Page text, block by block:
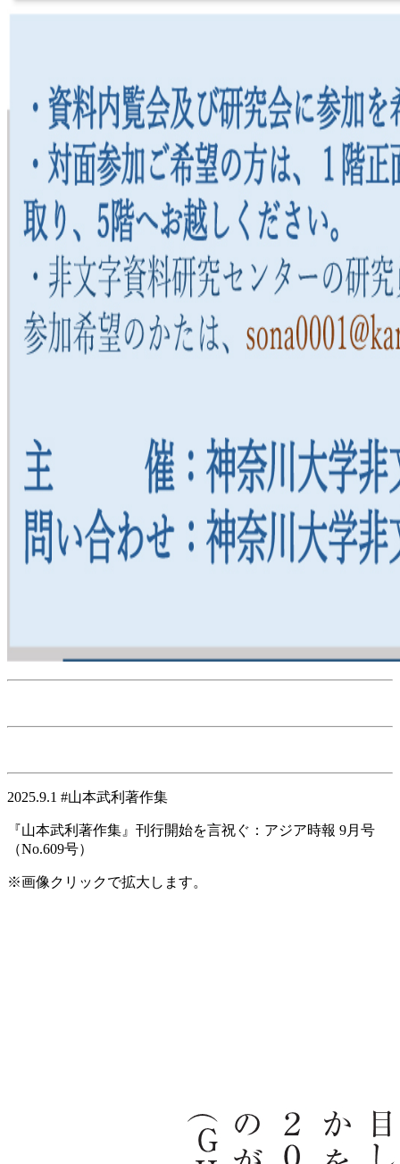
2025.9.1 #山本武利著作集
『山本武利著作集』刊行開始を言祝ぐ：アジア時報 9月号
（No.609号）
※画像クリックで拡大します。